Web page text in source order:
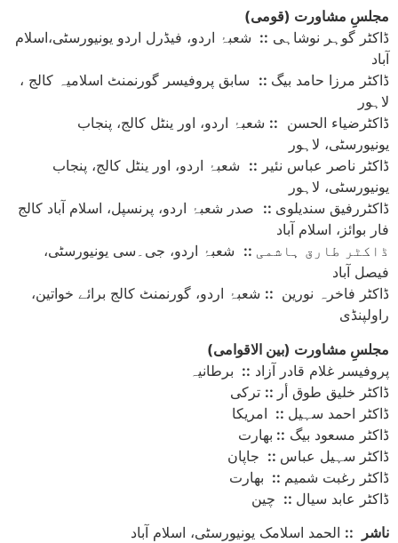
(مجلسِ مشاورت (قومی
ڈاکٹر گوہر نوشاہی :: شعبۂ اردو، فیڈرل اردو یونیورسٹی،اسلام
آباد
ڈاکٹر مرزا حامد بیگ :: سابق پروفیسر گورنمنٹ اسلامیہ کالج ،
لاہور
ڈاکٹرضیاء الحسن :: شعبۂ اردو، اور ینٹل کالج، پنجاب
یونیورسٹی، لاہور
ڈاکٹر ناصر عباس نئیر :: شعبۂ اردو، اور ینٹل کالج، پنجاب
یونیورسٹی، لاہور
ڈاکٹررفیق سندیلوی :: صدر شعبۂ اردو، پرنسپل، اسلام آباد کالج
فار بوائز، اسلام آباد
ڈاکٹر طارق ہاشمی :: شعبۂ اردو، جی۔سی یونیورسٹی،
فیصل آباد
ڈاکٹر فاخرہ نورین :: شعبۂ اردو، گورنمنٹ کالج برائے خواتین،
راولپنڈی
(مجلسِ مشاورت (بین الاقوامی
پروفیسر غلام قادر آزاد :: برطانیہ
ڈاکٹر خلیق طوق أر :: ترکی
ڈاکٹر احمد سہیل :: امریکا
ڈاکٹر مسعود بیگ :: بھارت
ڈاکٹر سہیل عباس :: جاپان
ڈاکٹر رغبت شمیم :: بھارت
ڈاکٹر عابد سیال :: چین
ناشر
:: الحمد اسلامک یونیورسٹی، اسلام آباد